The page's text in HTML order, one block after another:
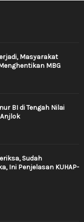
Masyarakat
MBG
BI di Tengah Nilai
Sudah
Ini Penjelasan KUHAP-